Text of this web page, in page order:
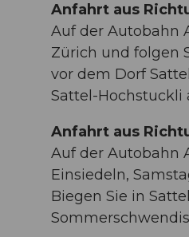
Anfahrt aus
Auf der Autobahn
Zürich und folgen
vor dem Dorf
Sattel-Hochstuckli
Anfahrt aus
Auf der Autobahn
Einsiedeln,
Biegen Sie in